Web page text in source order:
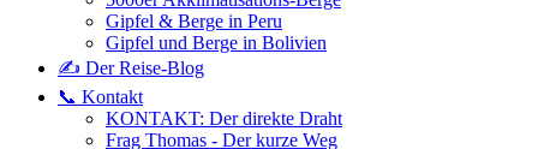
Gipfel & Berge in Peru
Gipfel und Berge in Bolivien
✍️ Der Reise-Blog
📞 Kontakt
KONTAKT: Der direkte Draht
Frag Thomas - Der kurze Weg